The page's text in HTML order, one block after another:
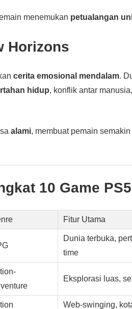
menemukan petualangan
Horizons
cerita emosional mendalam.
hidup, konflik antar
alami, membuat pemain
10 Game
Fitur Utama
Dunia terbuka,
time
Eksplorasi luas,
Web-swinging,